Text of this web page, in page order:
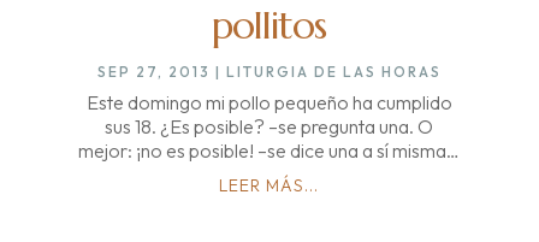
pollitos
SEP 27, 2013 | LITURGIA DE LAS HORAS
Este domingo mi pollo pequeño ha cumplido
sus 18. ¿Es posible? –se pregunta una. O
mejor: ¡no es posible! –se dice una a sí misma…
LEER MÁS...